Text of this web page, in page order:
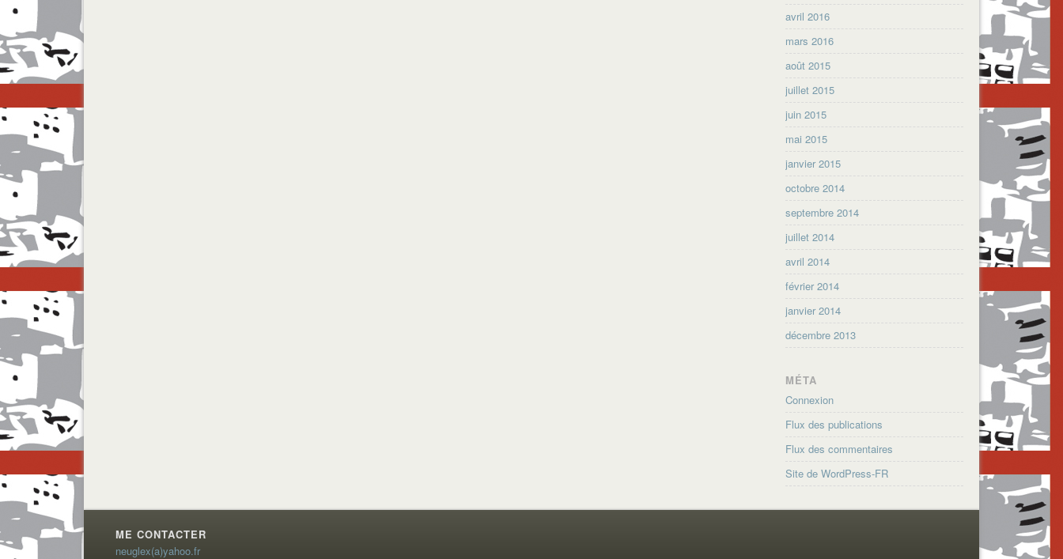
avril 2016
mars 2016
août 2015
juillet 2015
juin 2015
mai 2015
janvier 2015
octobre 2014
septembre 2014
juillet 2014
avril 2014
février 2014
janvier 2014
décembre 2013
MÉTA
Connexion
Flux des publications
Flux des commentaires
Site de WordPress-FR
ME CONTACTER
neuglex(a)yahoo.fr